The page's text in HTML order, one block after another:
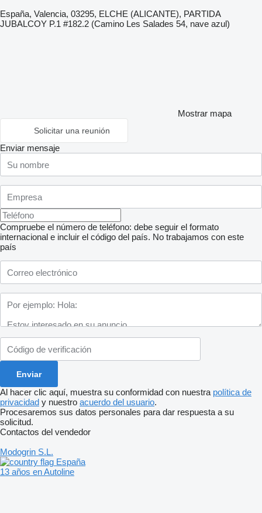
España, Valencia, 03295, ELCHE (ALICANTE), PARTIDA
JUBALCOY P.1 #182.2 (Camino Les Salades 54, nave azul)
Mostrar mapa
Solicitar una reunión
Enviar mensaje
Compruebe el número de teléfono: debe seguir el formato
internacional e incluir el código del país. No trabajamos con este
país
Al hacer clic aquí, muestra su conformidad con nuestra política de
privacidad y nuestro acuerdo del usuario.
Procesaremos sus datos personales para dar respuesta a su
solicitud.
Contactos del vendedor
Modogrin S.L.
España
13 años en Autoline